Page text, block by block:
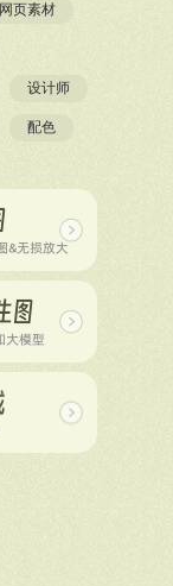
网页素材
设计师
配色